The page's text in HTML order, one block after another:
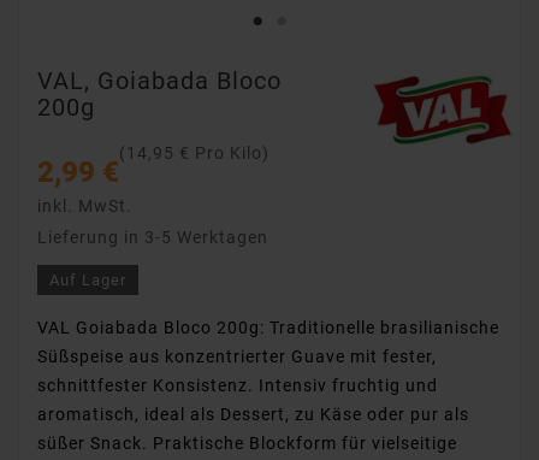
VAL, Goiabada Bloco
200g
2,99 €
(14,95 € Pro Kilo)
inkl. MwSt.
Lieferung in 3-5 Werktagen
Auf Lager
VAL Goiabada Bloco 200g: Traditionelle brasilianische
Süßspeise aus konzentrierter Guave mit fester,
schnittfester Konsistenz. Intensiv fruchtig und
aromatisch, ideal als Dessert, zu Käse oder pur als
süßer Snack. Praktische Blockform für vielseitige